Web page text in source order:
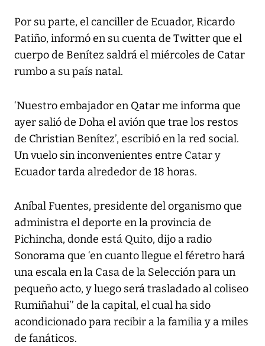
Por su parte, el canciller de Ecuador, Ricardo
Patiño, informó en su cuenta de Twitter que el
cuerpo de Benítez saldrá el miércoles de Catar
rumbo a su país natal.
‘Nuestro embajador en Qatar me informa que
ayer salió de Doha el avión que trae los restos
de Christian Benítez’, escribió en la red social.
Un vuelo sin inconvenientes entre Catar y
Ecuador tarda alrededor de 18 horas.
Aníbal Fuentes, presidente del organismo que
administra el deporte en la provincia de
Pichincha, donde está Quito, dijo a radio
Sonorama que ‘en cuanto llegue el féretro hará
una escala en la Casa de la Selección para un
pequeño acto, y luego será trasladado al coliseo
Rumiñahui’’ de la capital, el cual ha sido
acondicionado para recibir a la familia y a miles
de fanáticos.